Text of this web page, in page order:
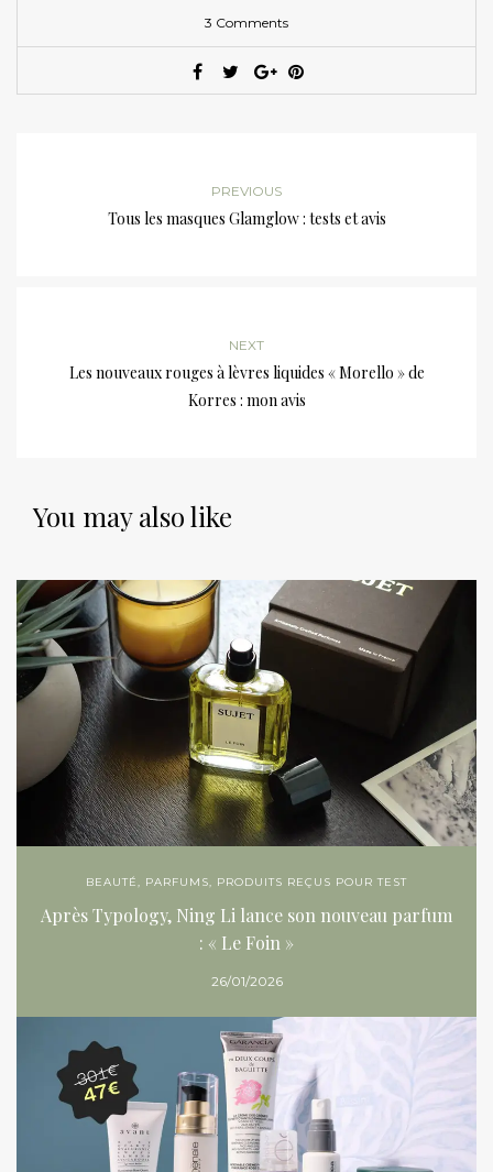
3 Comments
PREVIOUS
Tous les masques Glamglow : tests et avis
NEXT
Les nouveaux rouges à lèvres liquides « Morello » de
Korres : mon avis
You may also like
BEAUTÉ, PARFUMS, PRODUITS REÇUS POUR TEST
Après Typology, Ning Li lance son nouveau parfum
: « Le Foin »
26/01/2026